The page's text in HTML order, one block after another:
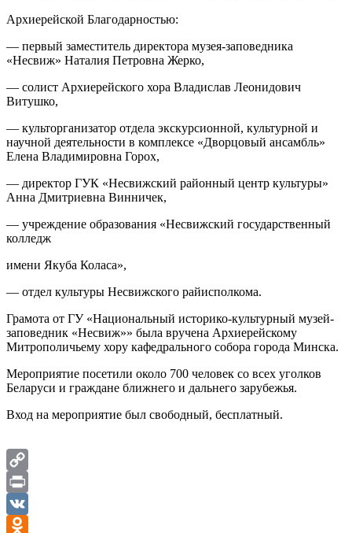
Архиерейской Благодарностью:
— первый заместитель директора музея-заповедника
«Несвиж» Наталия Петровна Жерко,
— солист Архиерейского хора Владислав Леонидович
Витушко,
— культорганизатор отдела экскурсионной, культурной и
научной деятельности в комплексе «Дворцовый ансамбль»
Елена Владимировна Горох,
— директор ГУК «Несвижский районный центр культуры»
Анна Дмитриевна Винничек,
— учреждение образования «Несвижский государственный
колледж
имени Якуба Коласа»,
— отдел культуры Несвижского райисполкома.
Грамота от ГУ «Национальный историко-культурный музей-
заповедник «Несвиж»» была вручена Архиерейскому
Митрополичьему хору кафедрального собора города Минска.
Мероприятие посетили около 700 человек со всех уголков
Беларуси и граждане ближнего и дальнего зарубежья.
Вход на мероприятие был свободный, бесплатный.
Copy
Link
Print
VK